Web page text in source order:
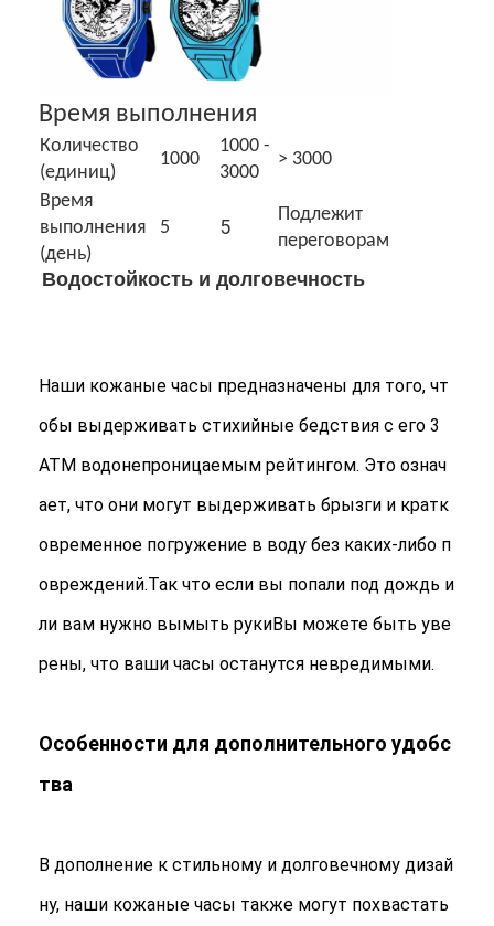
Время выполнения
Количество
(единиц)
1000
1000 -
3000
> 3000
Время
выполнения
(день)
5 5
Подлежит
переговорам
Водостойкость и долговечность
Наши кожаные часы предназначены для того, чт
обы выдерживать стихийные бедствия с его 3
ATM водонепроницаемым рейтингом. Это означ
ает, что они могут выдерживать брызги и кратк
овременное погружение в воду без каких-либо п
овреждений.Так что если вы попали под дождь и
ли вам нужно вымыть рукиВы можете быть уве
рены, что ваши часы останутся невредимыми.
Особенности для дополнительного удобс
тва
В дополнение к стильному и долговечному дизай
ну, наши кожаные часы также могут похвастать